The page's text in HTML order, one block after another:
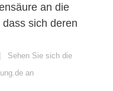
an die
sich deren
Sehen Sie sich die
an